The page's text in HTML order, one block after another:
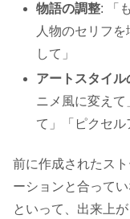
物語の調整: 「
人物のセリフ
して」
アートスタイル
ニメ風に変え
て」「ピクセル
前に作成されたス
ーションと合って
といって、出来上